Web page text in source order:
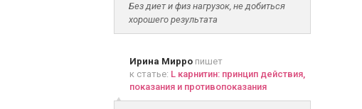
Без диет и физ нагрузок, не добиться
хорошего результата
Ирина Мирропишет
к статье: L карнитин: принцип действия,
показания и противопоказания